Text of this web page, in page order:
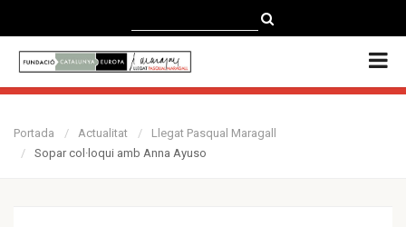
ENGLISH
Portada Actualitat
Llegat Pasqual Maragall
Sopar col·loqui amb Anna Ayuso